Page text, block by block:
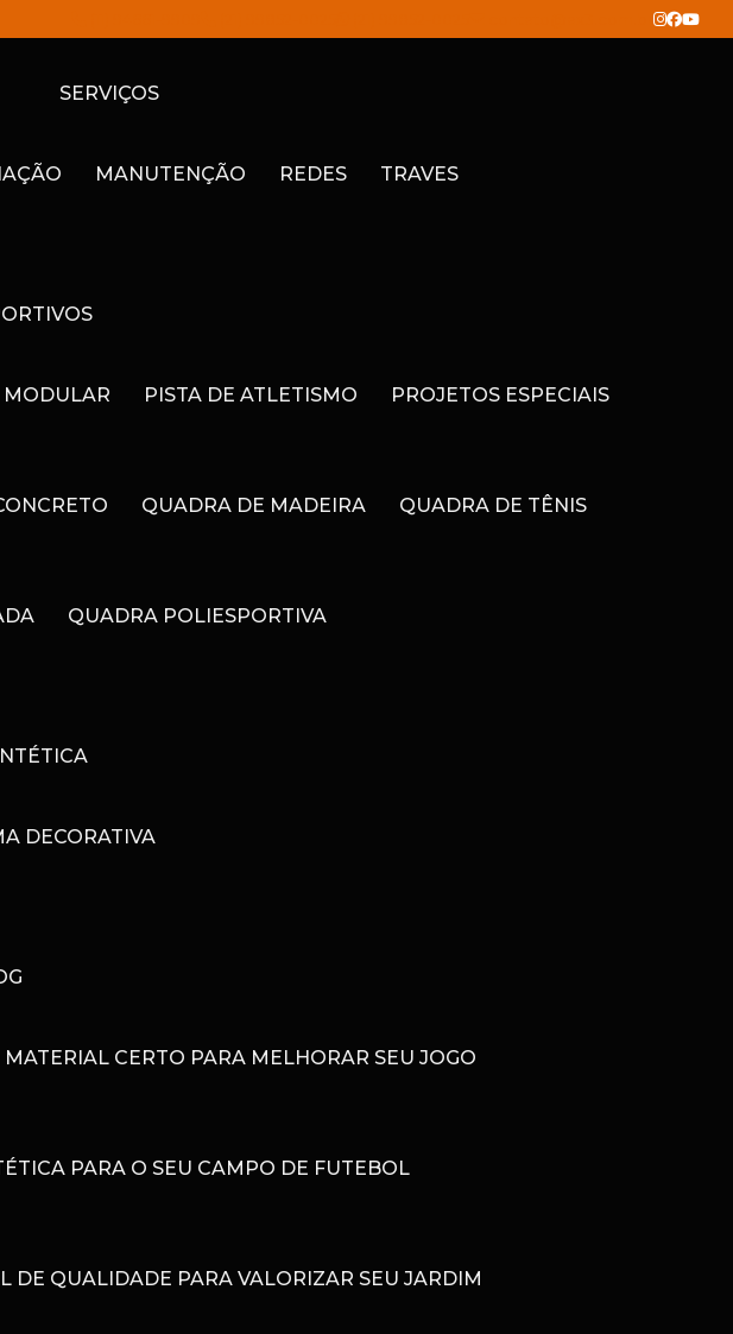
SERVIÇOS
MANUTENÇÃO REDES TRAVES
MODULAR PISTA DE ATLETISMO PROJETOS ESPECIAIS
QUADRA DE MADEIRA QUADRA DE TÊNIS
QUADRA POLIESPORTIVA
DECORATIVA
CERTO PARA MELHORAR SEU JOGO
PARA O SEU CAMPO DE FUTEBOL
DE QUALIDADE PARA VALORIZAR SEU JARDIM